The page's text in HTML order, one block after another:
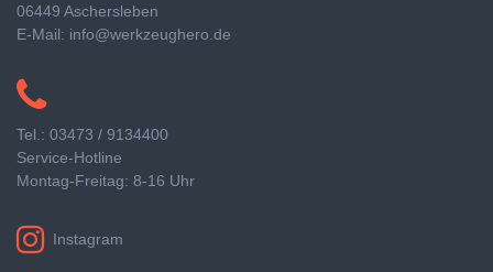
06449 Aschersleben
E-Mail: info@werkzeughero.de
Tel.: 03473 / 9134400
Service-Hotline
Montag-Freitag: 8-16 Uhr
Instagram